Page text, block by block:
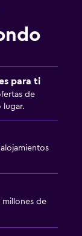
para ti
de
lugar.
millones de